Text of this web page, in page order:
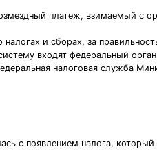
платеж, взимаемый с
и сборах, за
входят федеральный
налоговая служба
с появлением налога, который